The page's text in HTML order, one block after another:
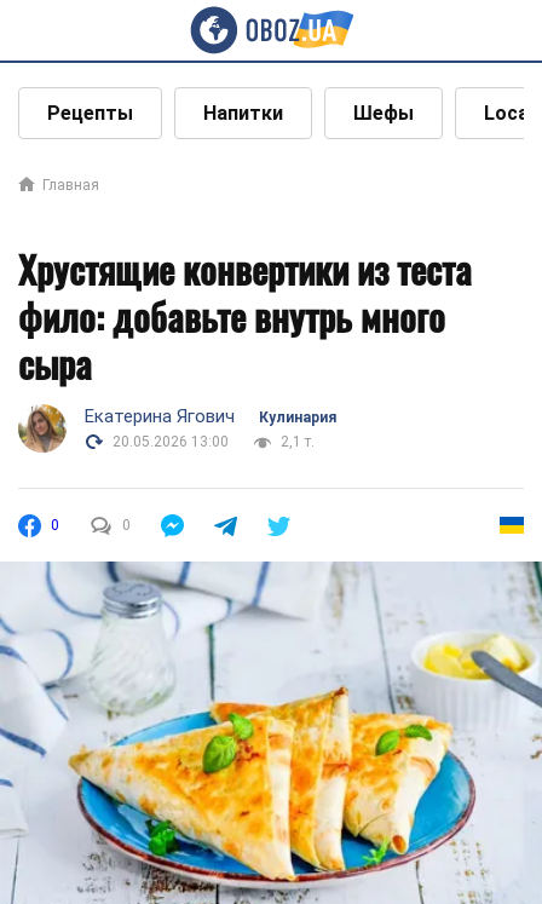
Рецепты Напитки Шефы Local
Главная
Хрустящие конвертики из теста
фило: добавьте внутрь много
сыра
Екатерина Ягович
Кулинария
20.05.2026 13:00
2,1 т.
0 0